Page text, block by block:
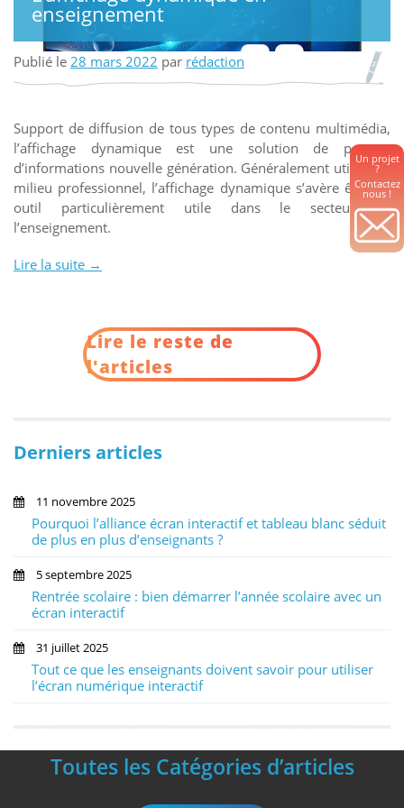
Un projet
?
Contactez
nous !
enseignement
Publié le 28 mars 2022 par rédaction
Support de diffusion de tous types de contenu multimédia,
l’affichage dynamique est une solution de partage
d’informations nouvelle génération. Généralement utilisé en
milieu professionnel, l’affichage dynamique s’avère être un
outil particulièrement utile dans le secteur de
l’enseignement.
Lire la suite « L’affichage
enseignement »
→
Lire le reste de
l'articles
Derniers articles
11 novembre 2025
Pourquoi l’alliance écran interactif et tableau blanc séduit
de plus en plus d’enseignants ?
5 septembre 2025
Rentrée scolaire : bien démarrer l’année scolaire avec un
écran interactif
31 juillet 2025
Tout ce que les enseignants doivent savoir pour utiliser
l’écran numérique interactif
Toutes les Catégories d’articles